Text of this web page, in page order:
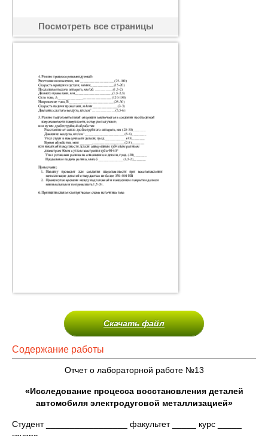
Посмотреть все страницы
Скачать файл
Содержание работы
Отчет о лабораторной работе №13
«Исследование процесса восстановления деталей
автомобиля электродуговой металлизацией»
Студент _________________ факультет _____ курс _____